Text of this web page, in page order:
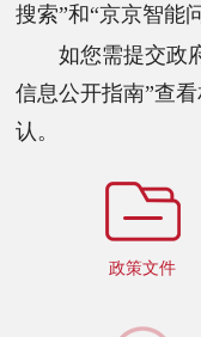
政务公开
市领导
搜索”和“京京智能
如您需提交政府
信息公开指南”查
认。
政策文件